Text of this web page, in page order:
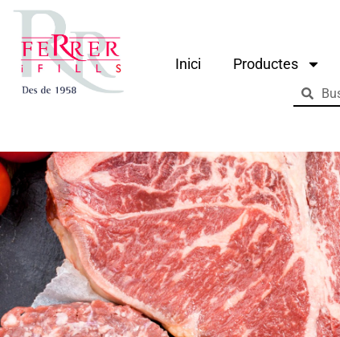
Inici Productes